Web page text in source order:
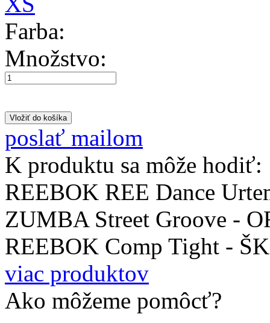
Farba:
Množstvo:
poslať mailom
K produktu sa môže hodiť:
REEBOK REE Dance
ZUMBA Street Groove -
REEBOK Comp Tight -
viac produktov
Ako môžeme pomôcť?